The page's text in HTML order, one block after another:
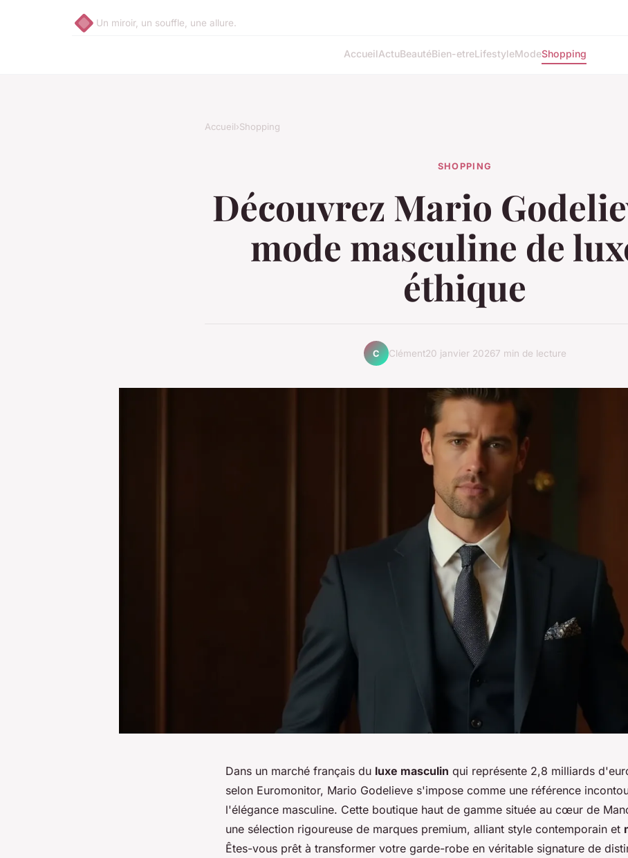
Un miroir, un souffle, une allure.
AccueilActuBeautéBien-etreLifestyleModeShopping
Accueil›Shopping
SHOPPING
Découvrez Mario
mode masculine de
éthique
C Clément20 janvier 20267 min de lecture
Dans un marché français du luxe masculin qui représente 2,8 milliards
selon Euromonitor, Mario Godelieve s'impose comme une référence
l'élégance masculine. Cette boutique haut de gamme située au cœur de
une sélection rigoureuse de marques premium, alliant style contemporain et
Êtes-vous prêt à transformer votre garde-robe en véritable signature de